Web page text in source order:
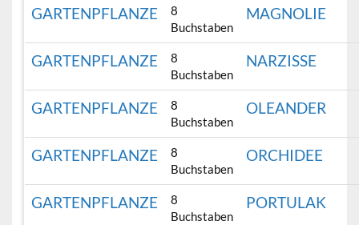
GARTENPFLANZE
8
Buchstaben
MAGNOLIE
GARTENPFLANZE
8
Buchstaben
NARZISSE
GARTENPFLANZE
8
Buchstaben
OLEANDER
GARTENPFLANZE
8
Buchstaben
ORCHIDEE
GARTENPFLANZE
8
Buchstaben
PORTULAK